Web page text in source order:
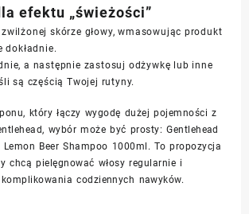
efektu „świeżości”
zwilżonej skórze głowy, wmasowując produkt
dokładnie.
a następnie zastosuj odżywkę lub inne
są częścią Twojej rutyny.
który łączy wygodę dużej pojemności z
wybór może być prosty: Gentlehead
Lemon Beer Shampoo 1000ml. To propozycja
chcą pielęgnować włosy regularnie i
codziennych nawyków.